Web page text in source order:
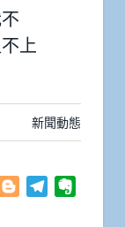
上
新聞動態
Plurk BloggerTelegram